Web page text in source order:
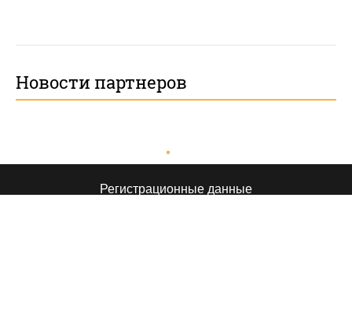
Новости партнеров
Регистрационные данные